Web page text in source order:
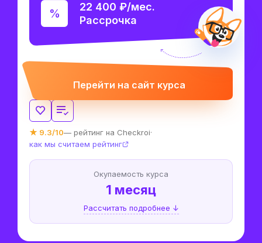
22 400 ₽/мес.
Рассрочка
Перейти на сайт курса
★ 9.3/10— рейтинг на Checkroi·
как мы считаем рейтинг
Окупаемость курса
1 месяц
Рассчитать подробнее ↓